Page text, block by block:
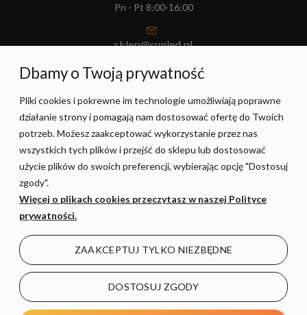
Pn - Pt 8:00-16:00
sklep@sunled.pl
+48 690 128 561
POMOC
MOJE KONTO
O NAS
Dbamy o Twoją prywatność
Pliki cookies i pokrewne im technologie umożliwiają poprawne
działanie strony i pomagają nam dostosować ofertę do Twoich
potrzeb. Możesz zaakceptować wykorzystanie przez nas
wszystkich tych plików i przejść do sklepu lub dostosować
użycie plików do swoich preferencji, wybierając opcję "Dostosuj
zgody".
Więcej o plikach cookies przeczytasz w naszej Polityce
prywatności.
ZAAKCEPTUJ TYLKO NIEZBĘDNE
DOSTOSUJ ZGODY